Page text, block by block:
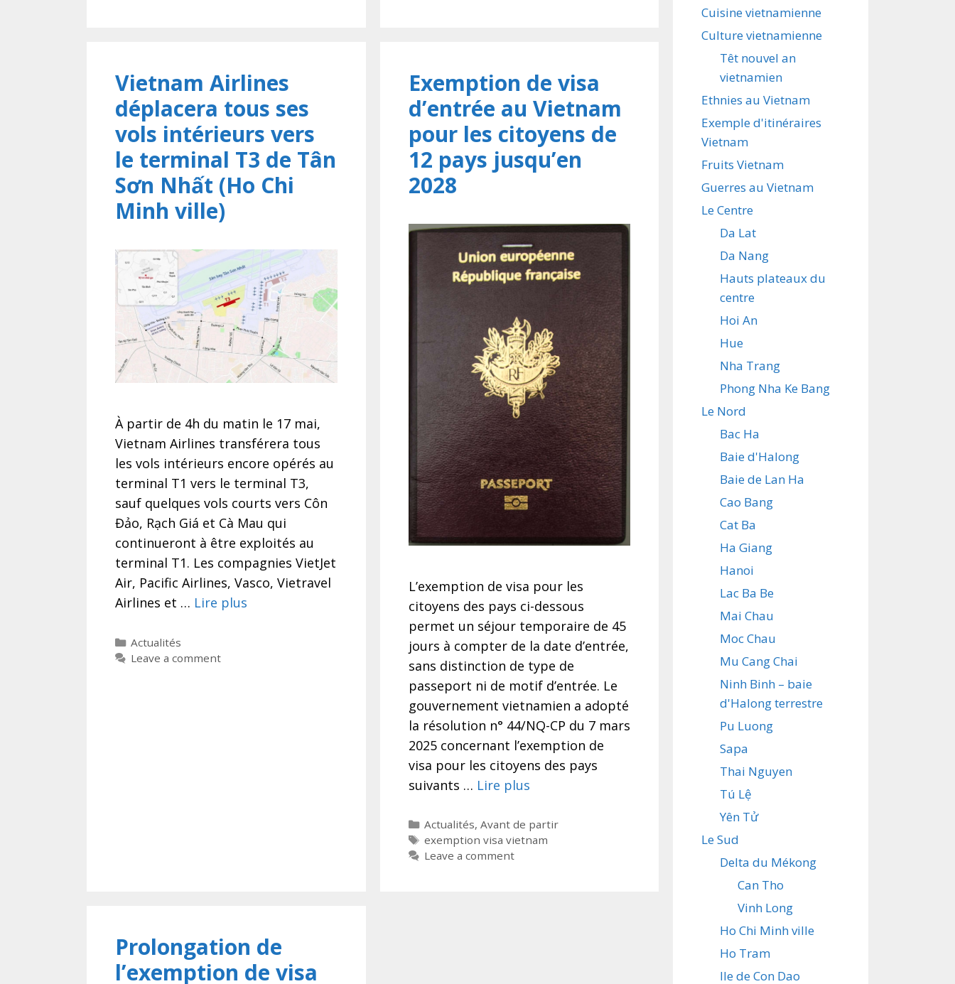
Vietnam Airlines
déplacera tous ses
vols intérieurs vers
le terminal T3 de Tân
Sơn Nhất (Ho Chi
Minh ville)
À partir de 4h du matin le 17 mai,
Vietnam Airlines transférera tous
les vols intérieurs encore opérés au
terminal T1 vers le terminal T3,
sauf quelques vols courts vers Côn
Đảo, Rạch Giá et Cà Mau qui
continueront à être exploités au
terminal T1. Les compagnies VietJet
Air, Pacific Airlines, Vasco, Vietravel
Airlines et … Lire plus
Categories
Actualités
Leave a comment
Exemption de visa
d’entrée au Vietnam
pour les citoyens de
12 pays jusqu’en
2028
L’exemption de visa pour les
citoyens des pays ci-dessous
permet un séjour temporaire de 45
jours à compter de la date d’entrée,
sans distinction de type de
passeport ni de motif d’entrée. Le
gouvernement vietnamien a adopté
la résolution n° 44/NQ-CP du 7 mars
2025 concernant l’exemption de
visa pour les citoyens des pays
suivants … Lire plus
Categories
Actualités, Avant de partir
Tags
exemption visa vietnam
Leave a comment
Prolongation de
l’exemption de visa
Cuisine vietnamienne
Culture vietnamienne
Têt nouvel an
vietnamien
Ethnies au Vietnam
Exemple d'itinéraires
Vietnam
Fruits Vietnam
Guerres au Vietnam
Le Centre
Da Lat
Da Nang
Hauts plateaux du
centre
Hoi An
Hue
Nha Trang
Phong Nha Ke Bang
Le Nord
Bac Ha
Baie d'Halong
Baie de Lan Ha
Cao Bang
Cat Ba
Ha Giang
Hanoi
Lac Ba Be
Mai Chau
Moc Chau
Mu Cang Chai
Ninh Binh – baie
d'Halong terrestre
Pu Luong
Sapa
Thai Nguyen
Tú Lệ
Yên Tử
Le Sud
Delta du Mékong
Can Tho
Vinh Long
Ho Chi Minh ville
Ho Tram
Ile de Con Dao